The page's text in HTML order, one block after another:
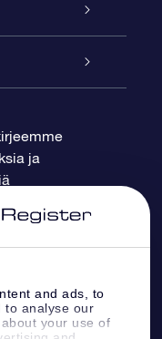
and ads, to
to analyse our
your use of
ja